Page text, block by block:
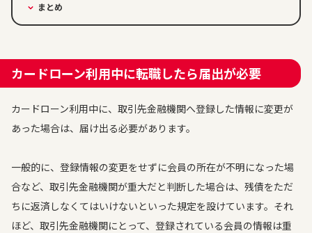
まとめ
カードローン利用中に転職したら届出が必要
カードローン利用中に、取引先金融機関へ登録した情報に変更が
あった場合は、届け出る必要があります。
一般的に、登録情報の変更をせずに会員の所在が不明になった場
合など、取引先金融機関が重大だと判断した場合は、残債をただ
ちに返済しなくてはいけないといった規定を設けています。それ
ほど、取引先金融機関にとって、登録されている会員の情報は重